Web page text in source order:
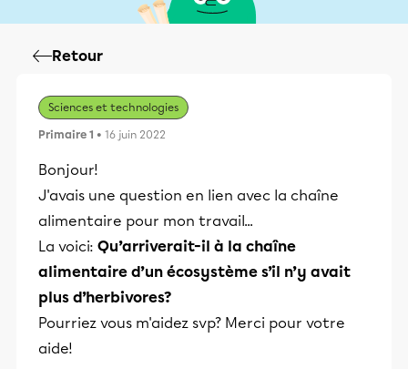
Retour
Sciences et technologies
Primaire 1 • 16 juin 2022
Bonjour!
J'avais une question en lien avec la chaîne
alimentaire pour mon travail...
La voici: Qu’arriverait-il à la chaîne
alimentaire d’un écosystème s’il n’y avait
plus d’herbivores?
Pourriez vous m'aidez svp? Merci pour votre
aide!